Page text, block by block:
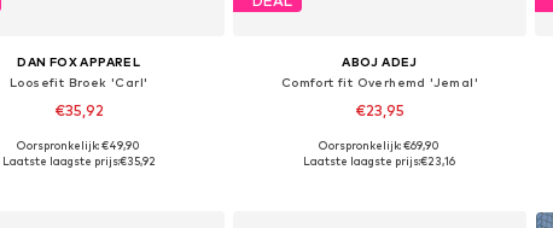
DAN FOX APPAREL
Loosefit Broek 'Carl'
€35,92
Beschikbaar in vele maten
Oorspronkelijk: €49,90
Laatste laagste prijs:€35,92
ABOJ ADEJ
Comfort fit Overhemd 'Jemal'
€23,95
Beschikbare maten: S, M, L, XL
Oorspronkelijk: €69,90
Laatste laagste prijs:€23,16